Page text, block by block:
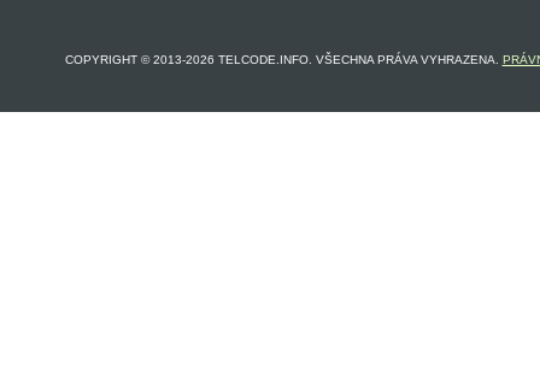
COPYRIGHT © 2013-2026 TELCODE.INFO. VŠECHNA PRÁVA VYHRAZENA.